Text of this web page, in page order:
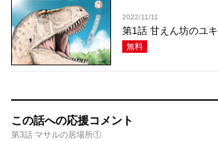
2022/11/11
第1話 甘えん坊のユキ
無料
この話への応援コメント
第3話 マサルの居場所①